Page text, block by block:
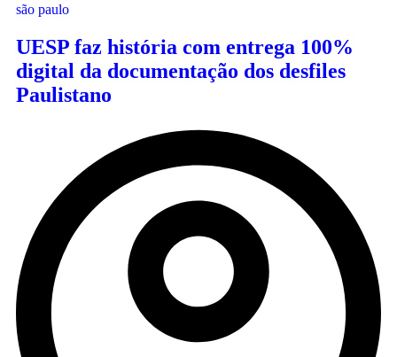
são paulo
UESP faz história com entrega 100%
digital da documentação dos desfiles
Paulistano